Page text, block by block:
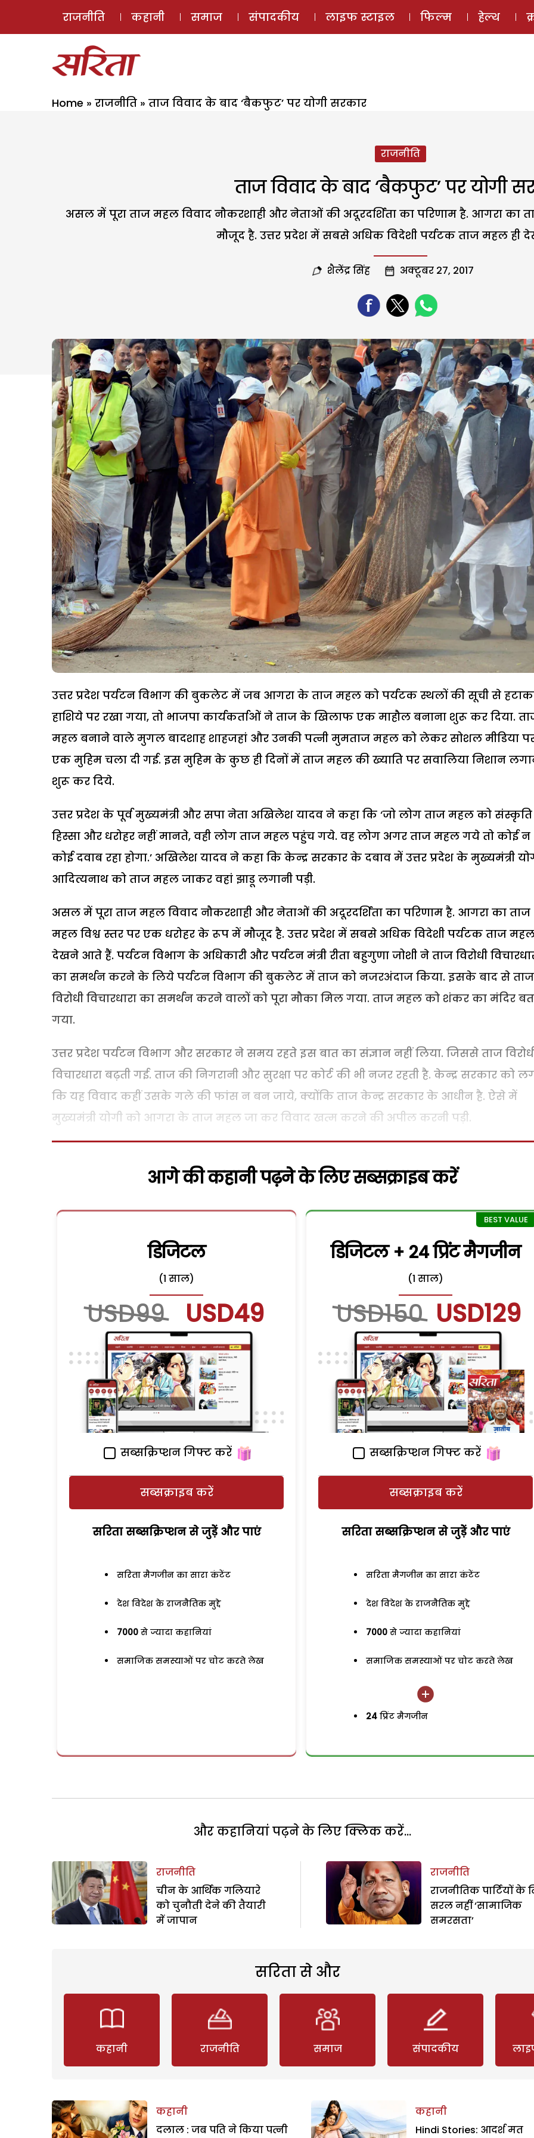
ई-मैगज़ीन
राजनीति कहानी समाज संपादकीय लाइफ स्टाइल फिल्म हेल्थ
Home » राजनीति » ताज विवाद के बाद ‘बैकफुट’ पर योगी सरकार
राजनीति
ताज विवाद के बाद ‘बैकफुट’ पर योगी
असल में पूरा ताज महल विवाद नौकरशाही और नेताओं की अदूरदर्शिता का परिणाम है. आगरा का
मौजूद है. उत्तर प्रदेश में सबसे अधिक विदेशी पर्यटक ताज महल ही
शैलेंद्र सिंह अक्टूबर 27, 2017
उत्तर प्रदेश पर्यटन विभाग की बुकलेट में जब आगरा के ताज महल को पर्यटक स्थलों की सूची से
हाशिये पर रखा गया, तो भाजपा कार्यकर्ताओं ने ताज के खिलाफ एक माहौल बनाना शुरू कर दिया.
महल बनाने वाले मुगल बादशाह शाहजहां और उनकी पत्नी मुमताज महल को लेकर सोशल मीडिया
एक मुहिम चला दी गई. इस मुहिम के कुछ ही दिनों में ताज महल की ख्याति पर सवालिया निशान
शुरू कर दिये.
उत्तर प्रदेश के पूर्व मुख्यमंत्री और सपा नेता अखिलेश यादव ने कहा कि ‘जो लोग ताज महल को
हिस्सा और धरोहर नहीं मानते, वही लोग ताज महल पहुंच गये. वह लोग अगर ताज महल गये तो कोई न
कोई दवाब रहा होगा.’ अखिलेश यादव ने कहा कि केन्द्र सरकार के दबाव में उत्तर प्रदेश के मुख्यमंत्री
आदित्यनाथ को ताज महल जाकर वहां झाडू लगानी पड़ी.
असल में पूरा ताज महल विवाद नौकरशाही और नेताओं की अदूरदर्शिता का परिणाम है. आगरा का ताज
महल विश्व स्तर पर एक धरोहर के रूप में मौजूद है. उत्तर प्रदेश में सबसे अधिक विदेशी पर्यटक ताज महल
देखने आते हैं. पर्यटन विभाग के अधिकारी और पर्यटन मंत्री रीता बहुगुणा जोशी ने ताज विरोधी
का समर्थन करने के लिये पर्यटन विभाग की बुकलेट में ताज को नजरअंदाज किया. इसके बाद से ताज
विरोधी विचारधारा का समर्थन करने वालों को पूरा मौका मिल गया. ताज महल को शंकर का मंदिर
गया.
उत्तर प्रदेश पर्यटन विभाग और सरकार ने समय रहते इस बात का संज्ञान नहीं लिया. जिससे ताज
विचारधारा बढ़ती गई. ताज की निगरानी और सुरक्षा पर कोर्ट की भी नजर रहती है. केन्द्र सरकार को
कि यह विवाद कहीं उसके गले की फांस न बन जाये, क्योंकि ताज केन्द्र सरकार के आधीन है. ऐसे में
मुख्यमंत्री योगी को आगरा के ताज महल जा कर विवाद खत्म करने की अपील करनी पड़ी.
आगे की कहानी पढ़ने के लिए सब्सक्राइब करें
डिजिटल
(1 साल)
USD99 USD49
सब्सक्रिप्शन गिफ्ट करें
सब्सक्राइब करें
सरिता सब्सक्रिप्शन से जुड़ेें और पाएं
सरिता मैगजीन का सारा कंटेंट
देश विदेश के राजनैतिक मुद्दे
7000 से ज्यादा कहानियां
समाजिक समस्याओं पर चोट करते लेख
डिजिटल + 24 प्रिंट मैगजीन
(1 साल)
USD150 USD129
सब्सक्रिप्शन गिफ्ट करें
सब्सक्राइब करें
सरिता सब्सक्रिप्शन से जुड़ेें और पाएं
सरिता मैगजीन का सारा कंटेंट
देश विदेश के राजनैतिक मुद्दे
7000 से ज्यादा कहानियां
समाजिक समस्याओं पर चोट करते लेख
24 प्रिंट मैगजीन
और कहानियां पढ़ने के लिए क्लिक करें...
राजनीति
चीन के आर्थिक गलियारे
को चुनौती देने की तैयारी
में जापान
राजनीति
राजनीतिक पार्टियों के
सरल नहीं ‘सामाजिक
समरसता’
सरिता से और
कहानी राजनीति समाज संपादकीय
कहानी
दलाल : जब पति ने किया पत्नी
कहानी
Hindi Stories: आदर्श मत